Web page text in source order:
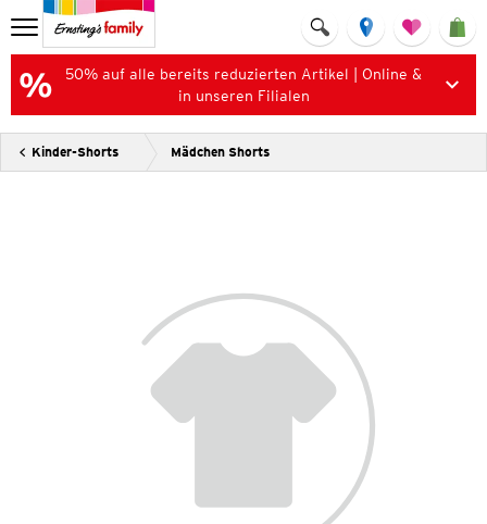
50% auf alle bereits reduzierten Artikel | Online &
in unseren Filialen
Kinder-Shorts Mädchen Shorts